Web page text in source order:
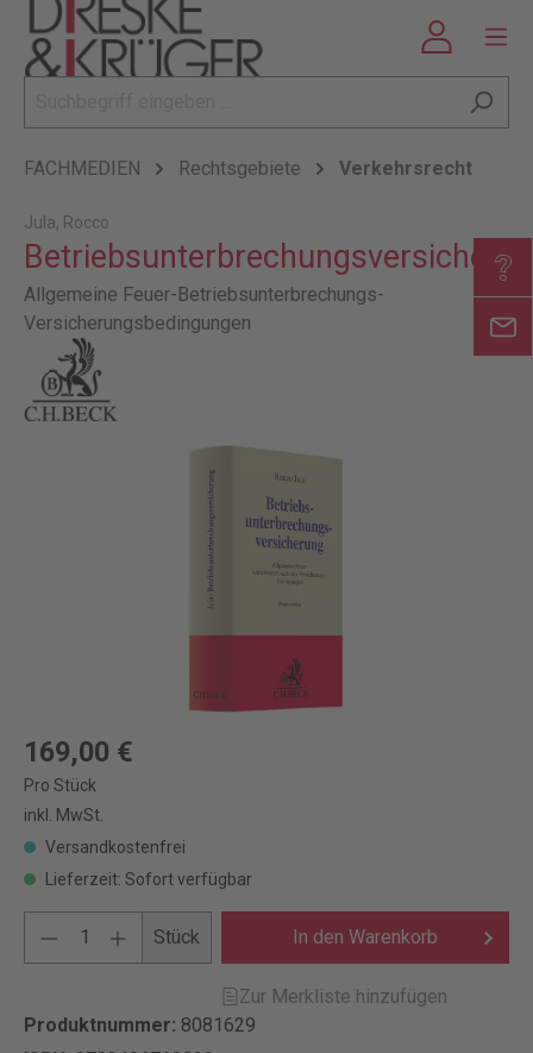
FACHMEDIEN Rechtsgebiete Verkehrsrecht
Jula, Rocco
Allgemeine Feuer-Betriebsunterbrechungs-
Versicherungsbedingungen
169,00 €
Pro Stück
inkl. MwSt.
Versandkostenfrei
Lieferzeit: Sofort verfügbar
Stück In den Warenkorb
Zur Merkliste hinzufügen
Produktnummer: 8081629